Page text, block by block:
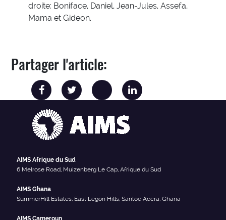
droite: Boniface, Daniel, Jean-Jules, Assefa,
Mama et Gideon.
Partager l'article:
AIMS Afrique du Sud
6 Melrose Road, Muizenberg Le Cap, Afrique du Sud
AIMS Ghana
SummerHill Estates, East Legon Hills, Santoe Accra, Ghana
AIMS Cameroun